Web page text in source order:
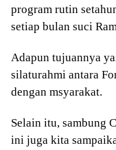
program rutin
setiap bulan suci
Adapun tujuannya
silaturahmi antara
dengan msyarakat.
Selain itu, sambung
ini juga kita